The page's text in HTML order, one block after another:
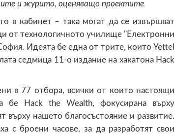
и журито, оценяващо проектите
в кабинет – така могат да се извършват
от технологичното училище "Електронни
Идеята бе една от трите, които Yettel
седмица 11-о издание на хакатона Hack
в 77 отбора, всички от които настоящи
бе Hack the Wealth, фокусирана върху
върху нашето благосъстояние и развитие.
с броени часове, за да разработят свои